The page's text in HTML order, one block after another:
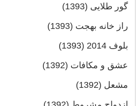
گور طلایی (1393)
راز خانه بهجت (1393)
بلوف 2014 (1393)
عشق و مکافات (1392)
مشعل (1392)